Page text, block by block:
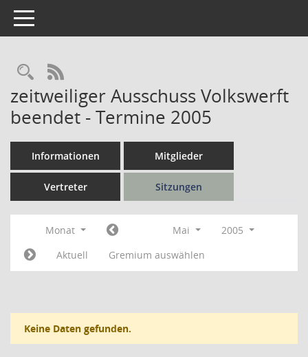
Toggle navigation
Rechercheauswahl
RSS-Feed
zeitweiliger Ausschuss Volkswerft
beendet - Termine 2005
Informationen Mitglieder
Vertreter Sitzungen
Monat Mai
2005
Aktuell
Gremium auswählen
Keine Daten gefunden.